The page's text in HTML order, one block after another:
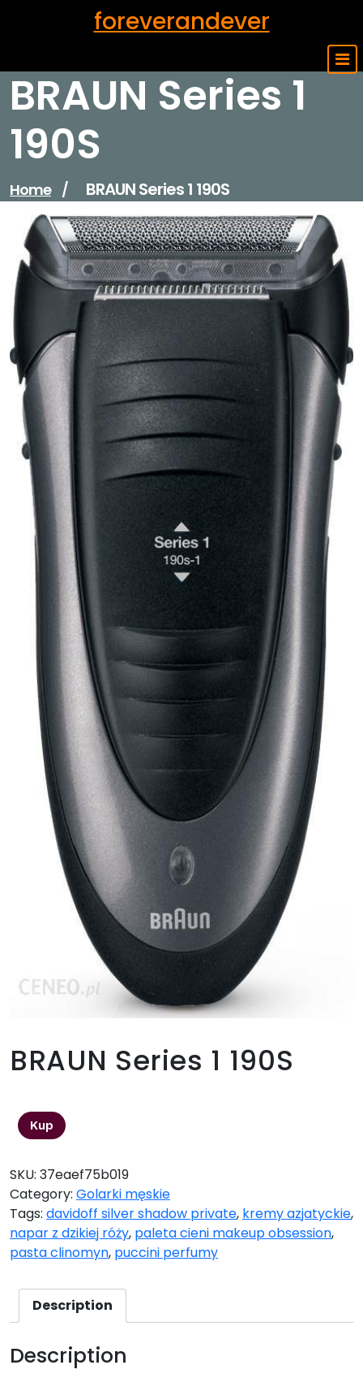
foreverandever
BRAUN Series 1
190S
Home / BRAUN Series 1 190S
BRAUN Series 1 190S
Kup
SKU: 37eaef75b019
Category: Golarki męskie
Tags: davidoff silver shadow private, kremy azjatyckie,
napar z dzikiej róży, paleta cieni makeup obsession,
pasta clinomyn, puccini perfumy
Description
Description